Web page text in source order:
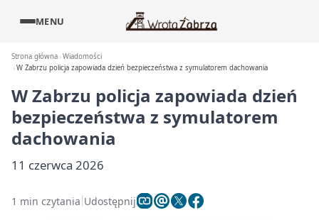
MENU
Strona główna Wiadomości
W Zabrzu policja zapowiada dzień bezpieczeństwa z symulatorem dachowania
W Zabrzu policja zapowiada dzień
bezpieczeństwa z symulatorem
dachowania
11 czerwca 2026
1 min czytania Udostępnij